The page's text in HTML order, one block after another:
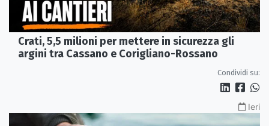
Crati, 5,5 milioni per mettere in sicurezza gli
argini tra Cassano e Corigliano-Rossano
Condividi su:
Ieri